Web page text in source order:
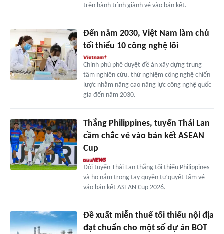
trên hành trình giành vé vào bán kết.
Đến năm 2030, Việt Nam làm chủ
tối thiểu 10 công nghệ lõi
Chính phủ phê duyệt đề án xây dựng trung
tâm nghiên cứu, thử nghiệm công nghệ chiến
lược nhằm nâng cao năng lực công nghệ quốc
gia đến năm 2030.
Thắng Philippines, tuyển Thái Lan
cầm chắc vé vào bán kết ASEAN
Cup
Đội tuyển Thái Lan thắng tối thiểu Philippines
và họ nắm trong tay quyền tự quyết tấm vé
váo bán kết ASEAN Cup 2026.
Đề xuất miễn thuế tối thiểu nội địa
đạt chuẩn cho một số dự án BOT